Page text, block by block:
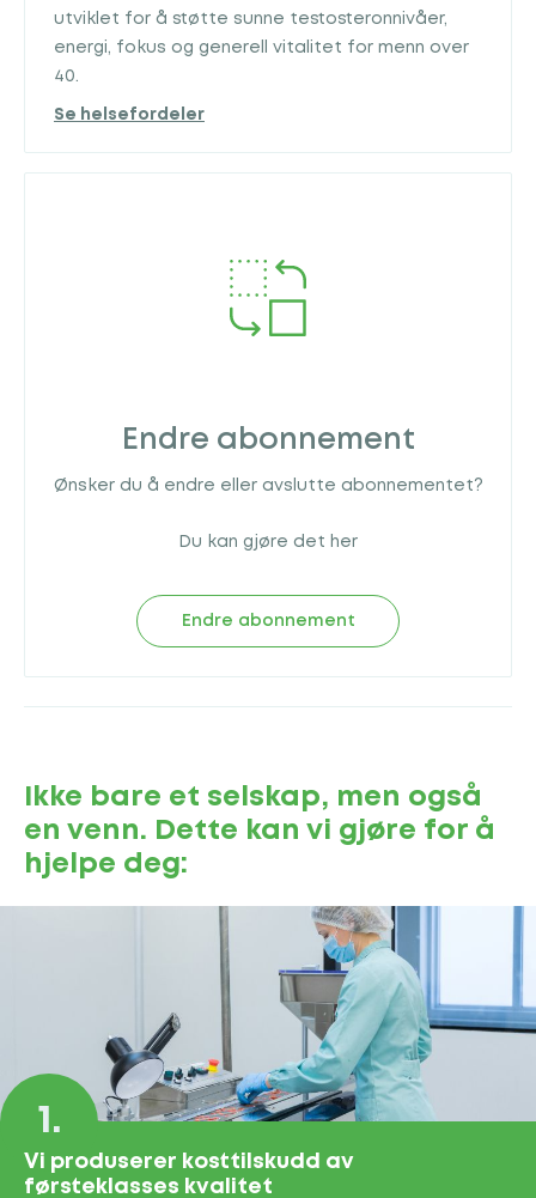
utviklet for å støtte sunne testosteronnivåer,
energi, fokus og generell vitalitet for menn over
40.
Se helsefordeler
Endre abonnement
Ønsker du å endre eller avslutte abonnementet?
Du kan gjøre det her
Endre abonnement
Ikke bare et selskap, men også
en venn. Dette kan vi gjøre for å
hjelpe deg:
1.
Vi produserer kosttilskudd av
førsteklasses kvalitet